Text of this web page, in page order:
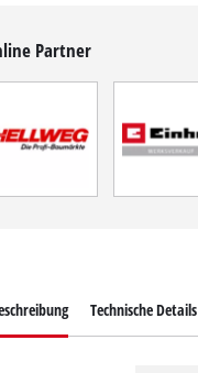
Partner
Technische Details